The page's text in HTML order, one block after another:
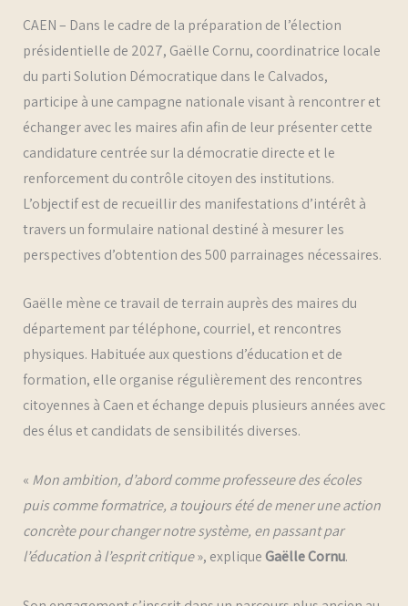
CAEN – Dans le cadre de la préparation de l’élection
présidentielle de 2027, Gaëlle Cornu, coordinatrice locale
du parti Solution Démocratique dans le Calvados,
participe à une campagne nationale visant à rencontrer et
échanger avec les maires afin afin de leur présenter cette
candidature centrée sur la démocratie directe et le
renforcement du contrôle citoyen des institutions.
L’objectif est de recueillir des manifestations d’intérêt à
travers un formulaire national destiné à mesurer les
perspectives d’obtention des 500 parrainages nécessaires.
Gaëlle mène ce travail de terrain auprès des maires du
département par téléphone, courriel, et rencontres
physiques. Habituée aux questions d’éducation et de
formation, elle organise régulièrement des rencontres
citoyennes à Caen et échange depuis plusieurs années avec
des élus et candidats de sensibilités diverses.
« Mon ambition, d’abord comme professeure des écoles
puis comme formatrice, a toujours été de mener une action
concrète pour changer notre système, en passant par
l’éducation à l’esprit critique», expliqueGaëlle Cornu.